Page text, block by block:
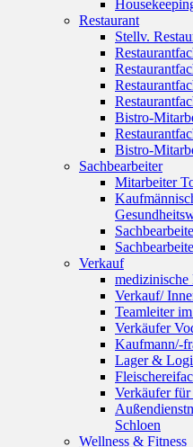
Restaurant
Stellv.
Bistro-
Bistro-
Sachbearbeiter
Mitarbeiter
Verkauf
medizinische
Verkauf/
Teamleiter
Verkäufer
Kaufmann/-
Lager &
Verkäufer
Schloen
Wellness & Fitness